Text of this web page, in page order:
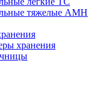
тяжелые AMH
хранения